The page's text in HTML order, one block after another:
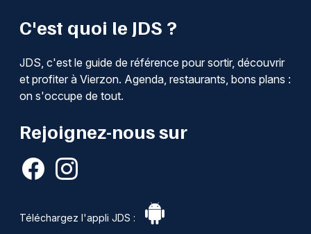
C'est quoi le JDS ?
JDS, c'est le guide de référence pour sortir, découvrir
et profiter à Vierzon. Agenda, restaurants, bons plans :
on s'occupe de tout.
Rejoignez-nous sur
Téléchargez l'appli JDS :